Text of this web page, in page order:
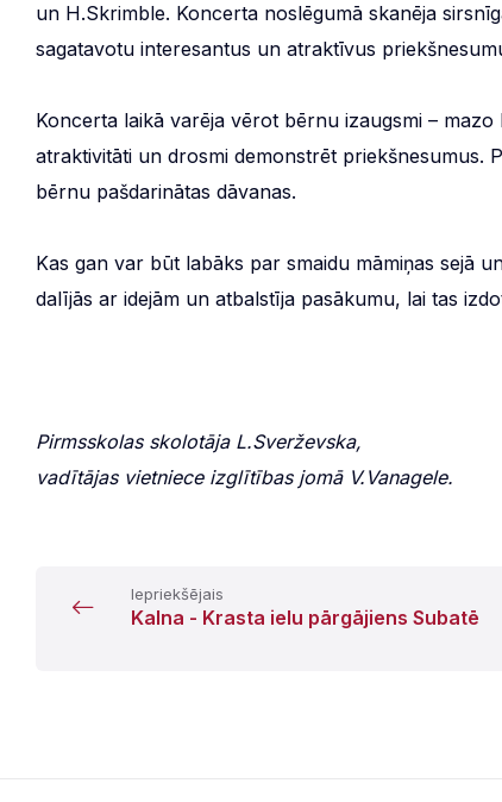
un H.Skrimble. Koncerta noslēgumā skanēja
sagatavotu interesantus un atraktīvus
Koncerta laikā varēja vērot bērnu izaugsmi –
atraktivitāti un drosmi demonstrēt priekšnesumus.
bērnu pašdarinātas dāvanas.
Kas gan var būt labāks par smaidu māmiņas sejā
dalījās ar idejām un atbalstīja pasākumu, lai tas
Pirmsskolas skolotāja L.Sverževska,
vadītājas vietniece izglītības jomā V.Vanagele.
Iepriekšējais
Kalna - Krasta ielu pārgājiens Subatē